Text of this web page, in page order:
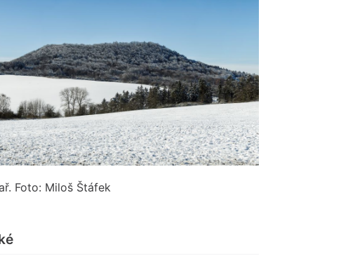
Foto: Miloš Štáfek